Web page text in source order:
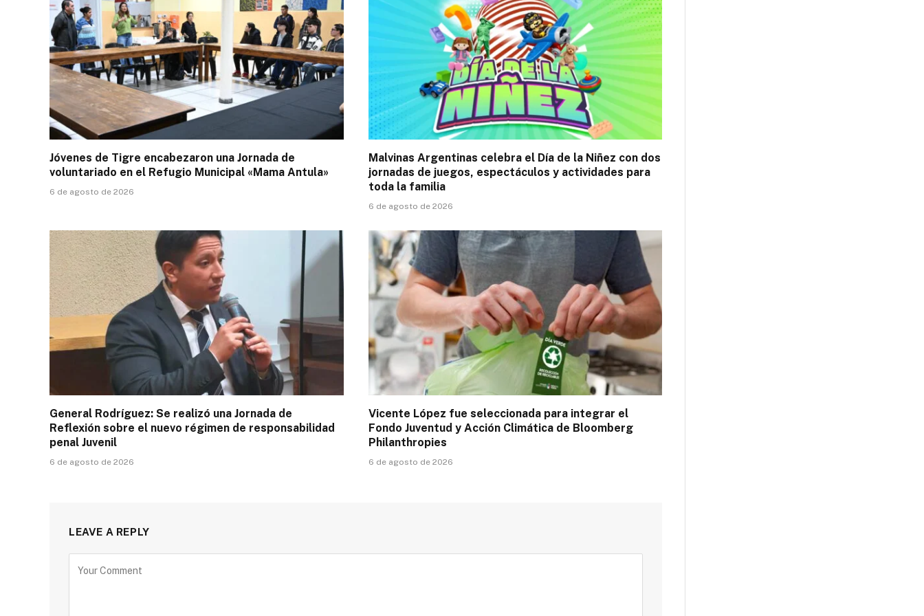
Jóvenes de Tigre encabezaron una Jornada de
voluntariado en el Refugio Municipal «Mama Antula»
6 de agosto de 2026
Malvinas Argentinas celebra el Día de la Niñez con dos
jornadas de juegos, espectáculos y actividades para
toda la familia
6 de agosto de 2026
General Rodríguez: Se realizó una Jornada de
Reflexión sobre el nuevo régimen de responsabilidad
penal Juvenil
6 de agosto de 2026
Vicente López fue seleccionada para integrar el
Fondo Juventud y Acción Climática de Bloomberg
Philanthropies
6 de agosto de 2026
LEAVE A REPLY